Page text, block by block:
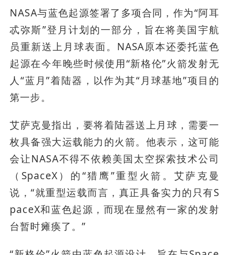
NASA与蓝色起源签署了多项合同，作为“阿耳
忒弥斯”登月计划的一部分，旨在将美国宇航
员重新送上月球表面。NASA原本还委托蓝色
起源在今年晚些时候使用“新格伦”火箭发射无
人“蓝月”着陆器，以作为其“月球基地”项目的
第一步。
艾萨克曼指出，要将着陆器送上月球，需要一
枚具备强大运载能力的火箭。他表示，这可能
会让NASA不得不依赖美国太空探索技术公司
（SpaceX）的“猎鹰”重型火箭。艾萨克曼
说，“就重型运载而言，真正具备实力的只有S
paceX和蓝色起源，而现在显然有一家的发射
台暂时瘫痪了。”